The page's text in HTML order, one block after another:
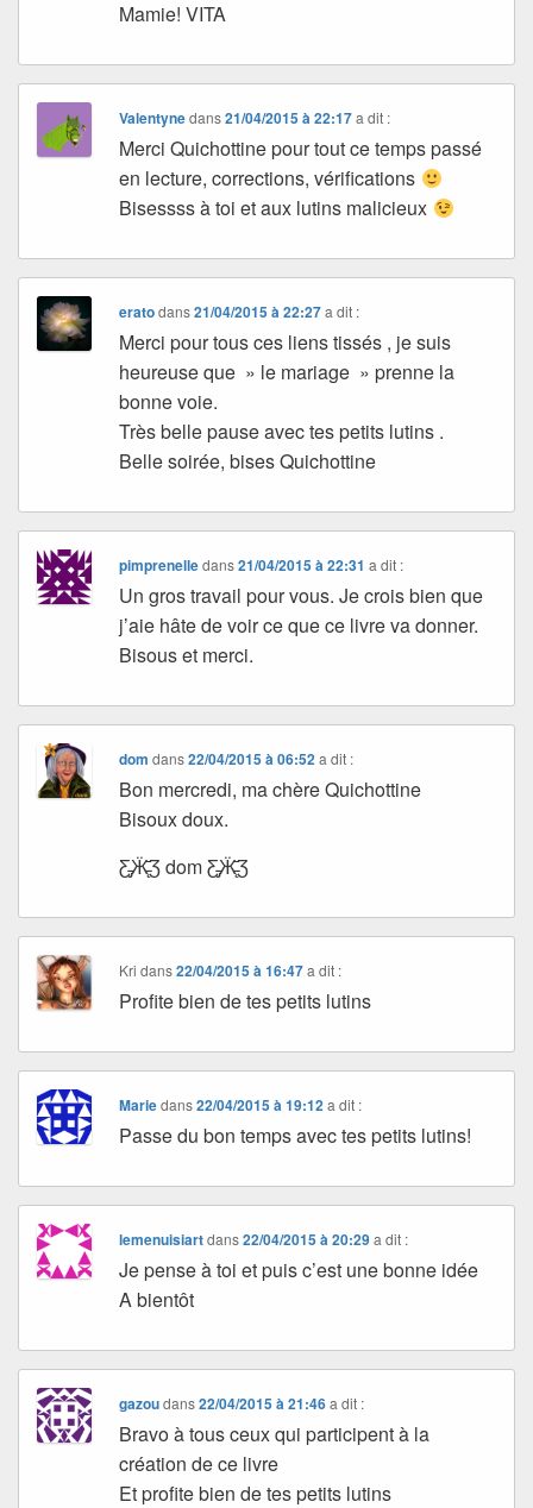
Mamie! VITA
Valentynedans21/04/2015 à 22:17 a dit :
Merci Quichottine pour tout ce temps passé
en lecture, corrections, vérifications
Bisessss à toi et aux lutins malicieux
eratodans21/04/2015 à 22:27 a dit :
Merci pour tous ces liens tissés , je suis
heureuse que » le mariage » prenne la
bonne voie.
Très belle pause avec tes petits lutins .
Belle soirée, bises Quichottine
pimprenelledans21/04/2015 à 22:31 a dit :
Un gros travail pour vous. Je crois bien que
j’aie hâte de voir ce que ce livre va donner.
Bisous et merci.
dom dans22/04/2015 à 06:52 a dit :
Bon mercredi, ma chère Quichottine
Bisoux doux.
Ƹ̵̡Ӝ̵̨̄Ʒ dom Ƹ̵̡Ӝ̵̨̄Ʒ
Kri dans22/04/2015 à 16:47 a dit :
Profite bien de tes petits lutins
Mariedans22/04/2015 à 19:12 a dit :
Passe du bon temps avec tes petits lutins!
lemenuisiartdans22/04/2015 à 20:29 a dit :
Je pense à toi et puis c’est une bonne idée
A bientôt
gazoudans22/04/2015 à 21:46 a dit :
Bravo à tous ceux qui participent à la
création de ce livre
Et profite bien de tes petits lutins